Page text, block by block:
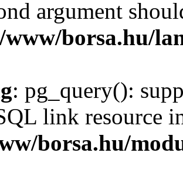
argument
borsa.hu/
: pg_query():
link resource
borsa.hu/